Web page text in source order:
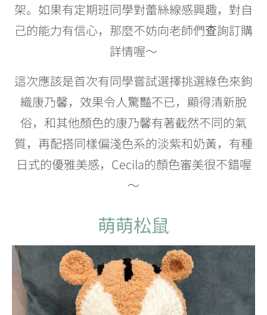
架。如果有定期班同學對蕾絲線感興趣，對自
己的能力有信心，那麼不妨向老師們查詢訂購
詳情喔～
這次應該是首次有同學嘗試選擇挑選綠色來鉤
織康乃馨，效果令人驚豔不已，顯得清新脫
俗，和其他顏色的康乃馨有著截然不同的氣
質，再配搭同樣偏淺色系的淡紫和奶黃，有種
日式的優雅美感，Cecila的顏色審美很不錯喔
～
萌萌松鼠